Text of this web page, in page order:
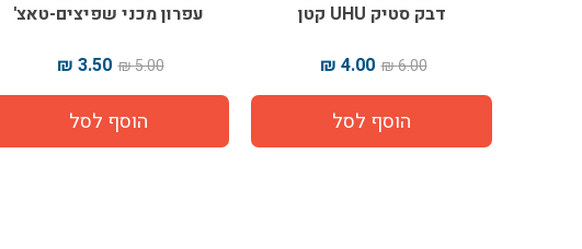
דבק סטיק UHU קטן
6.00 ₪
4.00 ₪
עפרון מכני שפיצים-טאצ'
5.00 ₪
3.50 ₪